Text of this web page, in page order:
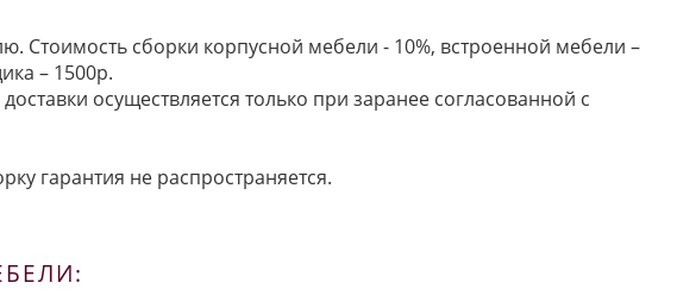
Стоимость сборки корпусной мебели - 10%, встроенной мебели –
– 1500р.
осуществляется только при заранее согласованной с
гарантия не распространяется.